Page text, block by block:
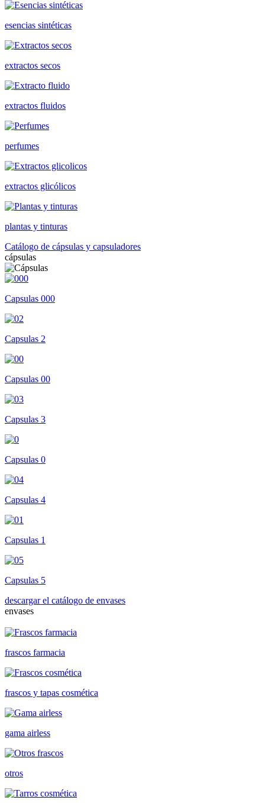
esencias sintéticas
extractos secos
extractos fluidos
perfumes
extractos glicólicos
plantas y tinturas
Catálogo de cápsulas y capsuladores
cápsulas
Capsulas 000
Capsulas 2
Capsulas 00
Capsulas 3
Capsulas 0
Capsulas 4
Capsulas 1
Capsulas 5
descargar el catálogo de envases
envases
frascos farmacia
frascos y tapas cosmética
gama airless
otros